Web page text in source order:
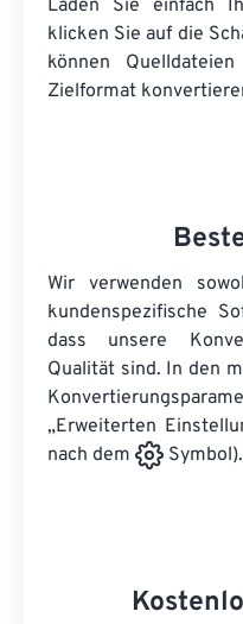
Laden Sie einfach
klicken Sie auf die
können Quelldateien
Zielformat
Wir verwenden
kundenspezifische
dass unsere
Qualität sind. In den
„Erweiterten
nach dem
Symbol).